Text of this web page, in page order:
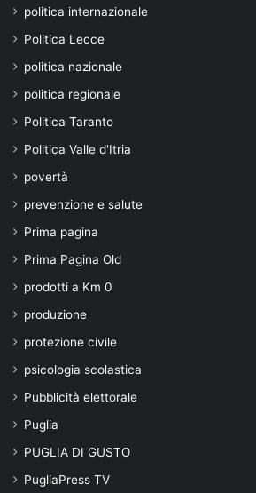
politica internazionale
Politica Lecce
politica nazionale
politica regionale
Politica Taranto
Politica Valle d'Itria
povertà
prevenzione e salute
Prima pagina
Prima Pagina Old
prodotti a Km 0
produzione
protezione civile
psicologia scolastica
Pubblicità elettorale
Puglia
PUGLIA DI GUSTO
PugliaPress TV